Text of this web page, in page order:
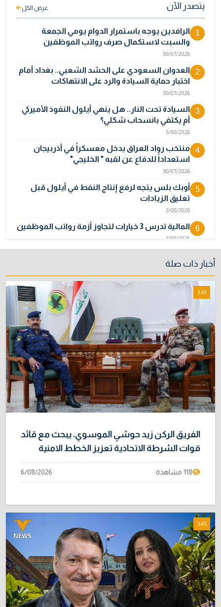
يتصدر الآن عرض الكل
1
الرافدين يوجه باستمرار الدوام يومي الجمعة
والسبت لاستكمال صرف رواتب الموظفين
30/07/2026
2
العدوان السعودي على الحشد الشعبي.. بغداد أمام
اختبار حماية السيادة والرد على الانتهاكات
30/07/2026
3
السيادة تحت النار.. هل ينهي أيلول النفوذ الأميركي
أم يكتفي بانسحاب شكلي؟
5/08/2026
4
منتخب رواد العراق يدخل معسكراً في أذربيجان
استعداداً للدفاع عن لقبه " الخليجي"
30/07/2026
5
أوبك بلس يتجه لرفع إنتاج النفط في أيلول قبل
تعليق الزيادات
2/08/2026
6 المالية تدرس 3 خيارات لتجاوز أزمة رواتب الموظفين
3/08/2026
رسمياً اتهام إيران بحادث ميناء دمياط
31/07/2026
8
إتلاف أكثر من 106 كغم مخدرات و22 ألف قرص في
31/07/2026
9 فتح التقديم للدورة (32) بالمعهد العالي للأمن
6/08/2026
10 نائبة تحذر من اضطرابات بسبب تأخّر دفع رواتب
الموظفين
4/08/2026
أخبار ذات صلة
3:45
الفريق الركن زيد حوشي الموسوي، يبحث مع قائد
قوات الشرطة الاتحادية تعزيز الخطط الامنية
118 مشاهدة 6/08/2026
3:45